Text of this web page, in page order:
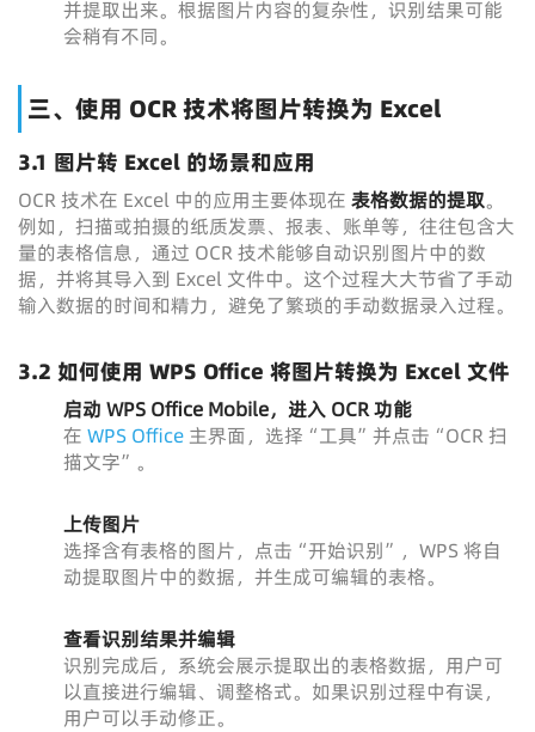
并提取出来。根据图片内容的复杂性，识别结果可能
会稍有不同。
三、使用 OCR 技术将图片转换为 Excel
3.1 图片转 Excel 的场景和应用
OCR 技术在 Excel 中的应用主要体现在 表格数据的提取。
例如，扫描或拍摄的纸质发票、报表、账单等，往往包含大
量的表格信息，通过 OCR 技术能够自动识别图片中的数
据，并将其导入到 Excel 文件中。这个过程大大节省了手动
输入数据的时间和精力，避免了繁琐的手动数据录入过程。
3.2 如何使用 WPS Office 将图片转换为 Excel 文件
启动 WPS Office Mobile，进入 OCR 功能
在 WPS Office 主界面，选择“工具”并点击“OCR 扫
描文字”。
上传图片
选择含有表格的图片，点击“开始识别”，WPS 将自
动提取图片中的数据，并生成可编辑的表格。
查看识别结果并编辑
识别完成后，系统会展示提取出的表格数据，用户可
以直接进行编辑、调整格式。如果识别过程中有误，
用户可以手动修正。